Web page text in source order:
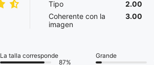
Tipo
2.00
Coherente con la
imagen
3.00
La talla corresponde
87%
Grande